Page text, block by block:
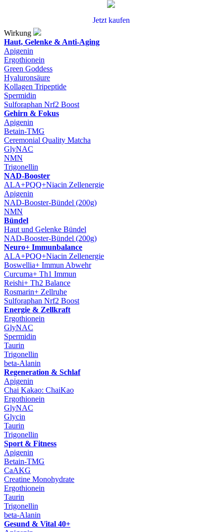
Jetzt kaufen
Wirkung
Haut, Gelenke & Anti-Aging
Apigenin
Ergothionein
Green Goddess
Hyaluronsäure
Kollagen Tripeptide
Spermidin
Sulforaphan Nrf2 Boost
Gehirn & Fokus
Apigenin
Betain-TMG
Ceremonial Quality Matcha
GlyNAC
NMN
Trigonellin
NAD-Booster
ALA+PQQ+Niacin Zellenergie
Apigenin
NAD-Booster-Bündel (200g)
NMN
Bündel
Haut und Gelenke Bündel
NAD-Booster-Bündel (200g)
Neuro+ Immunbalance
ALA+PQQ+Niacin Zellenergie
Boswellia+ Immun Abwehr
Curcuma+ Th1 Immun
Reishi+ Th2 Balance
Rosmarin+ Zellruhe
Sulforaphan Nrf2 Boost
Energie & Zellkraft
Ergothionein
GlyNAC
Spermidin
Taurin
Trigonellin
beta-Alanin
Regeneration & Schlaf
Apigenin
Chai Kakao: ChaiKao
Ergothionein
GlyNAC
Glycin
Taurin
Trigonellin
Sport & Fitness
Apigenin
Betain-TMG
CaAKG
Creatine Monohydrate
Ergothionein
Taurin
Trigonellin
beta-Alanin
Gesund & Vital 40+